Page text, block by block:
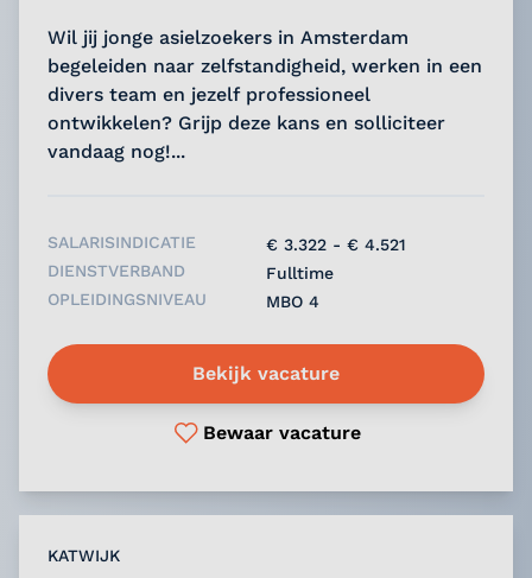
Wil jij jonge asielzoekers in Amsterdam
begeleiden naar zelfstandigheid, werken in een
divers team en jezelf professioneel
ontwikkelen? Grijp deze kans en solliciteer
vandaag nog!...
SALARISINDICATIE
€ 3.322 - € 4.521
DIENSTVERBAND
Fulltime
OPLEIDINGSNIVEAU
MBO 4
Bekijk vacature
Bewaar vacature
KATWIJK